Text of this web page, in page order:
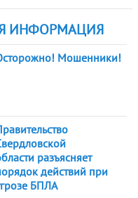
ИНФОРМАЦИЯ
Мошенники!
разъясняет
действий при
БПЛА